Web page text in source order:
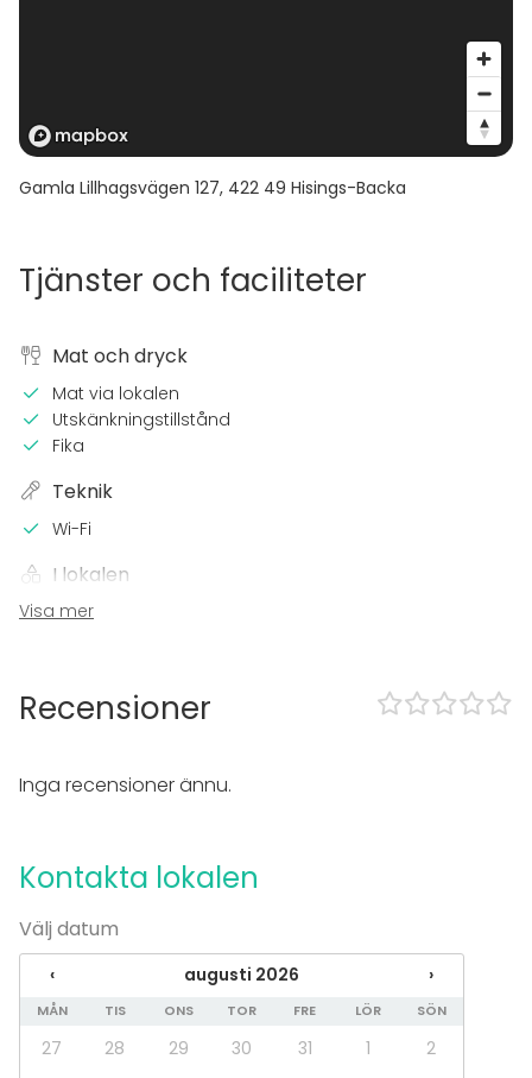
Gamla Lillhagsvägen 127, 422 49 Hisings-Backa
Tjänster och faciliteter
Mat och dryck
Mat via lokalen
Utskänkningstillstånd
Fika
Teknik
Wi-Fi
I lokalen
Utomhusområde
Bastu
Anteckningsmaterial
Evenemang
Fest
Middag / Lunch
Möte
Visa mer
Recensioner
Inga recensioner ännu.
Kontakta lokalen
Välj datum
‹ augusti 2026 ›
MÅN TIS ONS TOR FRE LÖR SÖN
27 28 29 30 31 1
2